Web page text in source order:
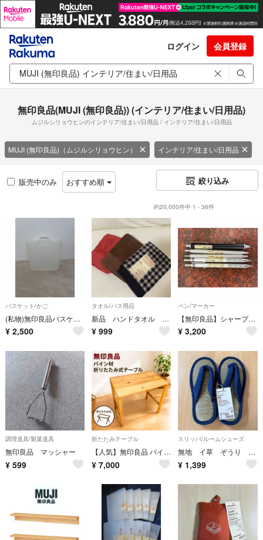
ログイン 会員登録
無印良品(MUJI (無印良品)) (インテリア/住まい/日用品)
ムジルシリョウヒンのインテリア/住まい/日用品 / インテリア/住まい/日用品
MUJI (無印良品)（ムジルシリョウヒン） インテリア/住まい/日用品
販売中のみ おすすめ順 絞り込み
約20,000件中 1 - 36件
バスケット/かご
(私物)無印良品バスケット
¥ 2,500
タオル/バス用品
新品 ハンドタオル 3枚セット 無印良品 スタンダードプロダクツ
¥ 999
ペン/マーカー
【無印良品】シャープペンシル 4本 0.3mm 0.5mm & ボールペン1本セット
¥ 3,200
調理道具/製菓道具
無印良品 マッシャー
¥ 599
折たたみテーブル
【人気】無印良品 パイン材 折りたたみ式テーブル 良品計画 コンパクト 584
¥ 7,000
スリッパ/ルームシューズ
無地 イ草 ぞうり スリッパ 鼻緒 ネイビー M
¥ 1,399